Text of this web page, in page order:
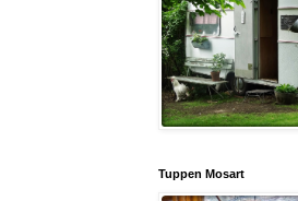
Tuppen Mosart